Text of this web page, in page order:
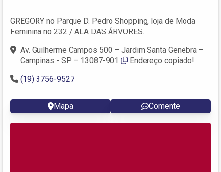
GREGORY no Parque D. Pedro Shopping, loja de Moda
Feminina no 232 / ALA DAS ÁRVORES.
Av. Guilherme Campos 500 – Jardim Santa Genebra –
Campinas - SP – 13087-901
Endereço copiado!
(19) 3756-9527
Mapa Comente